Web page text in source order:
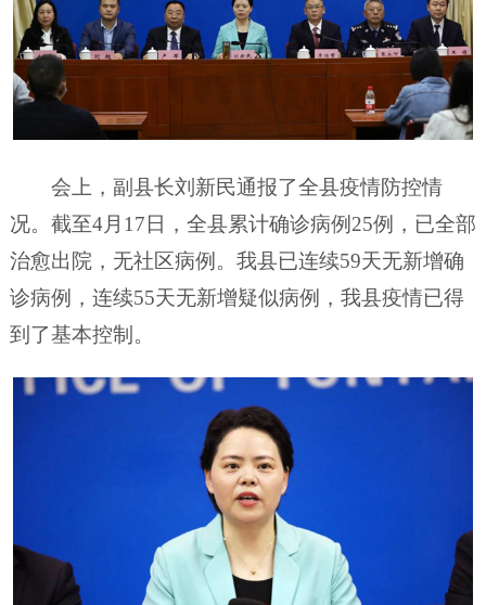
会上，副县长刘新民通报了全县疫情防控情
况。截至4月17日，全县累计确诊病例25例，已全部
治愈出院，无社区病例。我县已连续59天无新增确
诊病例，连续55天无新增疑似病例，我县疫情已得
到了基本控制。